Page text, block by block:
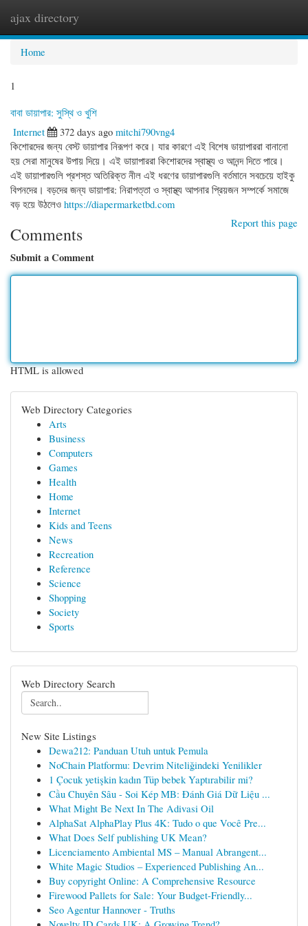
ajax directory
Home
1
বাবা ডায়াপার: সুস্থি ও খুশি
Internet
372 days ago mitchi790vng4
কিশোরদের জন্য বেস্ট ডায়াপার নিরূপণ করে। যার কারণে এই বিশেষ ডায়াপাররা বানানো
হয় সেরা মানুষের উপায় দিয়ে। এই ডায়াপাররা কিশোরদের স্বাস্থ্য ও আনন্দ দিতে পারে।
এই ডায়াপারগুলি প্রশস্ত অতিরিক্ত নীল এই ধরণের ডায়াপারগুলি বর্তমানে সবচেয়ে হাইকু
বিপনদের। বড়দের জন্য ডায়াপার: নিরাপত্তা ও স্বাস্থ্য আপনার প্রিয়জন সম্পর্কে সমাজে
বড় হয়ে উঠলেও https://diapermarketbd.com
Report this page
Comments
Submit a Comment
HTML is allowed
Web Directory Categories
Arts
Business
Computers
Games
Health
Home
Internet
Kids and Teens
News
Recreation
Reference
Science
Shopping
Society
Sports
Web Directory Search
New Site Listings
Dewa212: Panduan Utuh untuk Pemula
NoChain Platformu: Devrim Niteliğindeki Yenilikler
1 Çocuk yetişkin kadın Tüp bebek Yaptırabilir mi?
Cầu Chuyên Sâu - Soi Kép MB: Đánh Giá Dữ Liệu ...
What Might Be Next In The Adivasi Oil
AlphaSat AlphaPlay Plus 4K: Tudo o que Você Pre...
What Does Self publishing UK Mean?
Licenciamento Ambiental MS – Manual Abrangent...
White Magic Studios – Experienced Publishing An...
Buy copyright Online: A Comprehensive Resource
Firewood Pallets for Sale: Your Budget-Friendly...
Seo Agentur Hannover - Truths